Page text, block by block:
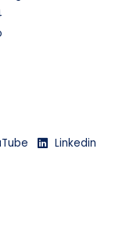
Linkedin